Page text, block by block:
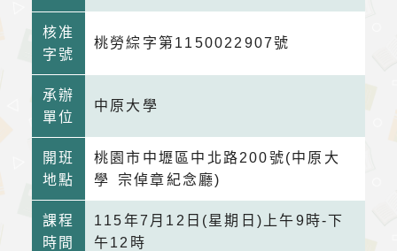
核准
字號
桃勞綜字第1150022907號
承辦
單位
中原大學
開班
地點
桃園市中壢區中北路200號(中原大
學 宗倬章紀念廳)
課程
時間
115年7月12日(星期日)上午9時-下
午12時